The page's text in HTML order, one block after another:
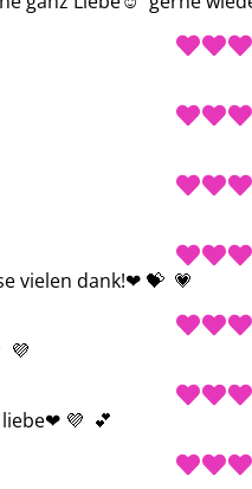
vielen dank!❤ ️💝  💗
💜
️💜  💕